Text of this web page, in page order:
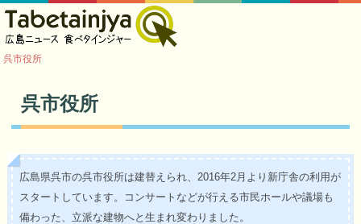
呉市役所
呉市役所
広島県呉市の呉市役所は建替えられ、2016年2月より新庁舎の利用が
スタートしています。コンサートなどが行える市民ホールや議場も
備わった、立派な建物へと生まれ変わりました。